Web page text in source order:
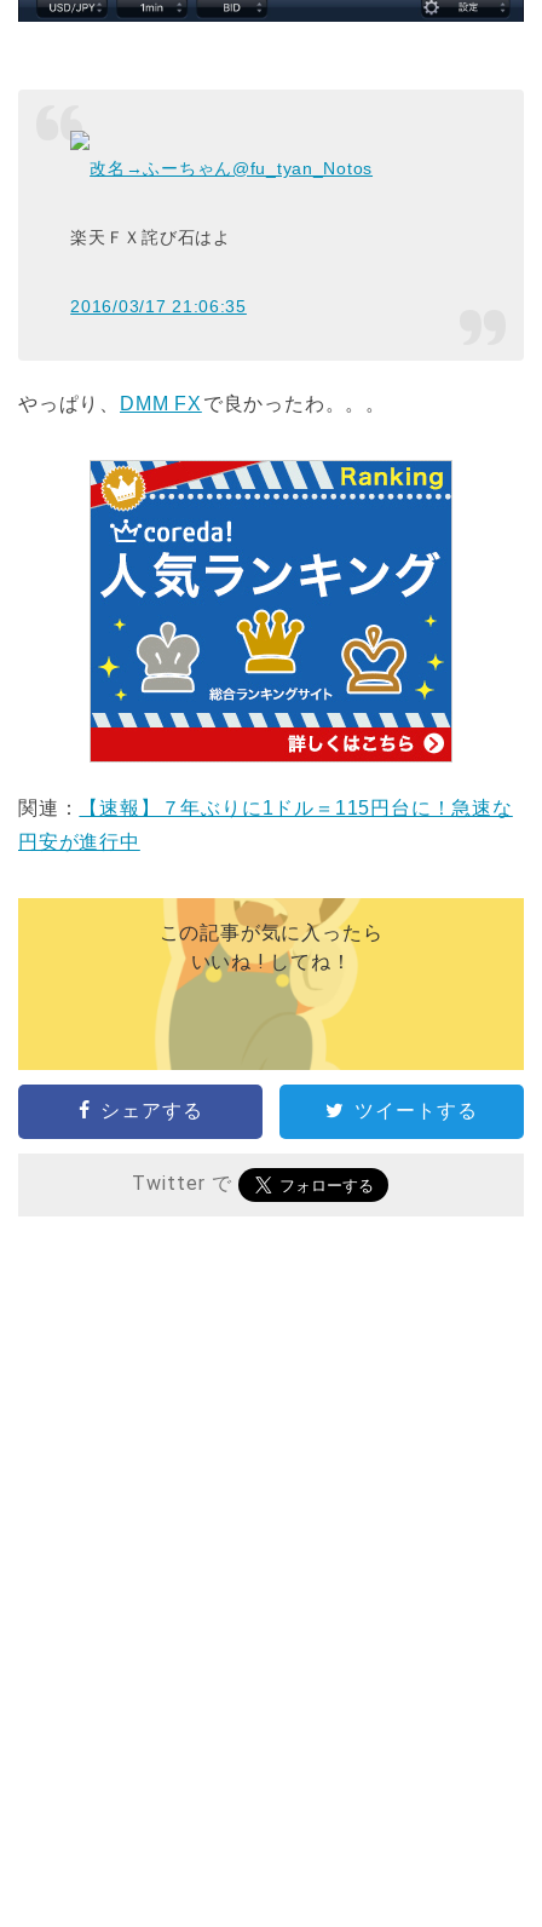
改名→ふーちゃん@fu_tyan_Notos
楽天ＦＸ詫び石はよ
2016/03/17 21:06:35
やっぱり、 DMM FX で良かったわ。。。
関連：
【速報】７年ぶりに1ドル＝115円台に！急速な
円安が進行中
この記事が気に入ったら
いいね ! してね！
シェアする ツイートする
Twitter で